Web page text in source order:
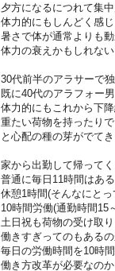
夕方になるにつれて集中
体力的にもしんどく感
暑さで体が通常よりも
体力の衰えかもしれな
30代前半のアラサーで独
既に40代のアラフォー
体力的にもこれから下
重たい荷物を持ったり
と心配の種の芽がでてき
家から出勤して帰ってく
普通に毎日11時間はある
休憩1時間(そんなにとっ
10時間労働(通勤時間15
土日祝も荷物の受け取
働きすぎってのもあるの
毎日の労働時間を10時
働き方改革が必要なのか